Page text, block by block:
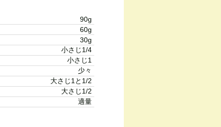
90g
60g
30g
小さじ1/4
小さじ1
少々
大さじ1と1/2
大さじ1/2
適量